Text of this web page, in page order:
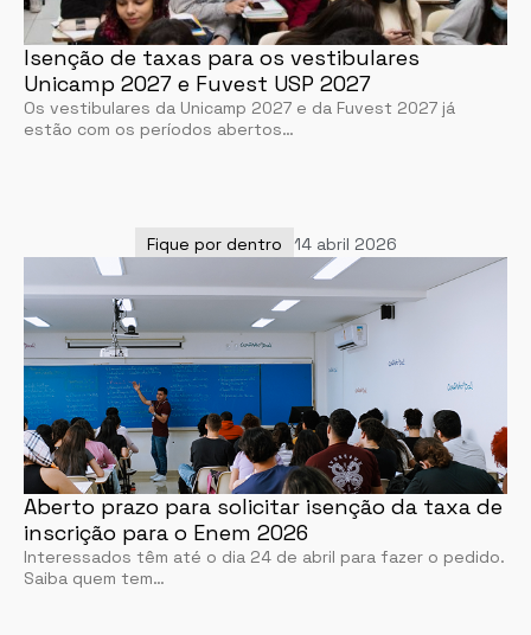
Isenção de taxas para os vestibulares
Unicamp 2027 e Fuvest USP 2027
Os vestibulares da Unicamp 2027 e da Fuvest 2027 já
estão com os períodos abertos…
Fique por dentro 14 abril 2026
Aberto prazo para solicitar isenção da taxa de
inscrição para o Enem 2026
Interessados têm até o dia 24 de abril para fazer o pedido.
Saiba quem tem…